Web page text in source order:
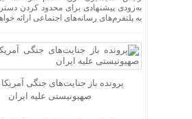
به‌زودی پیشنهادی برای محدود کردن
به پلتفرم‌های رسانه‌های اجتماعی ارائه
پرونده باز جنایت‌های جنگی
صهیونیستی علیه ایران